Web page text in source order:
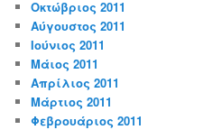
Οκτώβριος 2011
Αύγουστος 2011
Ιούνιος 2011
Μάιος 2011
Απρίλιος 2011
Μάρτιος 2011
Φεβρουάριος 2011